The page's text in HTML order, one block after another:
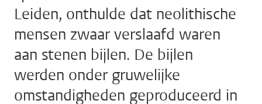
Leiden, onthulde dat neolithische
mensen zwaar verslaafd waren
aan stenen bijlen. De bijlen
werden onder gruwelijke
omstandigheden geproduceerd in